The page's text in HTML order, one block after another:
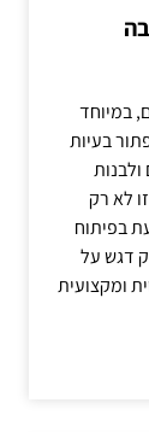
במיוחד
בעיות
לא רק
בפיתוח
דגש על
ומקצועית